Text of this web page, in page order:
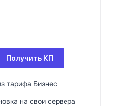
Получить КП
тарифа Бизнес
на свои сервера